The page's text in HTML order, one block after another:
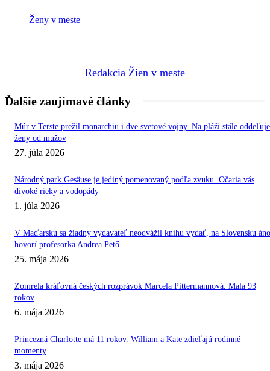
Ženy v meste
Redakcia Žien v meste
Ďalšie zaujímavé články
Múr v Terste prežil monarchiu i dve svetové vojny. Na pláži stále oddeľuje
ženy od mužov
27. júla 2026
Národný park Gesäuse je jediný pomenovaný podľa zvuku. Očaria vás
divoké rieky a vodopády
1. júla 2026
V Maďarsku sa žiadny vydavateľ neodvážil knihu vydať, na Slovensku
hovorí profesorka Andrea Pető
25. mája 2026
Zomrela kráľovná českých rozprávok Marcela Pittermannová. Mala 93
rokov
6. mája 2026
Princezná Charlotte má 11 rokov. William a Kate zdieľajú rodinné
momenty
3. mája 2026